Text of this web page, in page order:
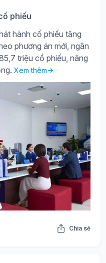
phiếu
hành cổ phiếu tăng
phương án mới, ngân
triệu cổ phiếu, nâng
Xem thêm
Chia sẻ